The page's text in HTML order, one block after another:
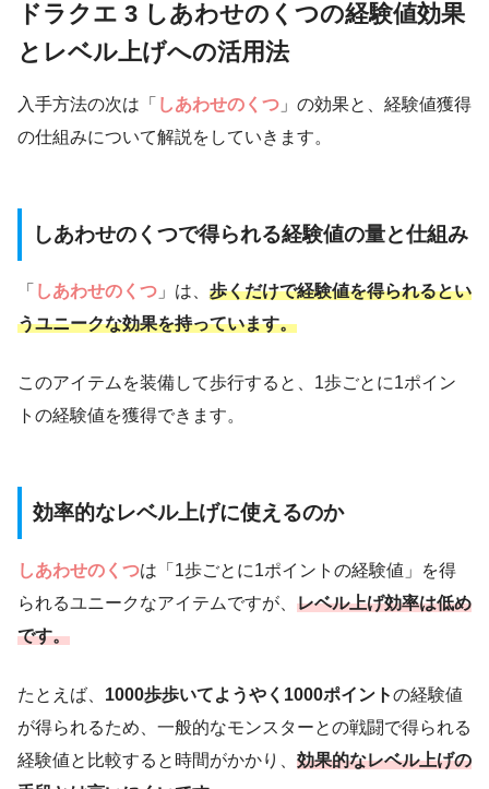
ドラクエ 3 しあわせのくつの経験値効果
とレベル上げへの活用法
入手方法の次は「 しあわせのくつ 」の効果と、経験値獲得
の仕組みについて解説をしていきます。
しあわせのくつで得られる経験値の量と仕組み
「 しあわせのくつ 」は、 歩くだけで経験値を得られるとい
うユニークな効果を持っています。
このアイテムを装備して歩行すると、1歩ごとに1ポイン
トの経験値を獲得できます。
効率的なレベル上げに使えるのか
しあわせのくつは「1歩ごとに1ポイントの経験値」を得
られるユニークなアイテムですが、 レベル上げ効率は低め
です。
たとえば、 1000歩歩いてようやく1000ポイントの経験値
が得られるため、一般的なモンスターとの戦闘で得られる
経験値と比較すると時間がかかり、 効果的なレベル上げの